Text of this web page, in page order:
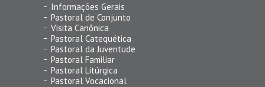
Informações Gerais
Pastoral de Conjunto
Visita Canônica
Pastoral Catequética
Pastoral da Juventude
Pastoral Familiar
Pastoral Litúrgica
Pastoral Vocacional